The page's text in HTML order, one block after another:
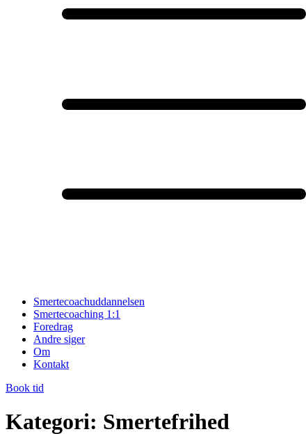
Smertecoachuddannelsen
Smertecoaching 1:1
Foredrag
Andre siger
Om
Kontakt
Book tid
Kategori: Smertefrihed